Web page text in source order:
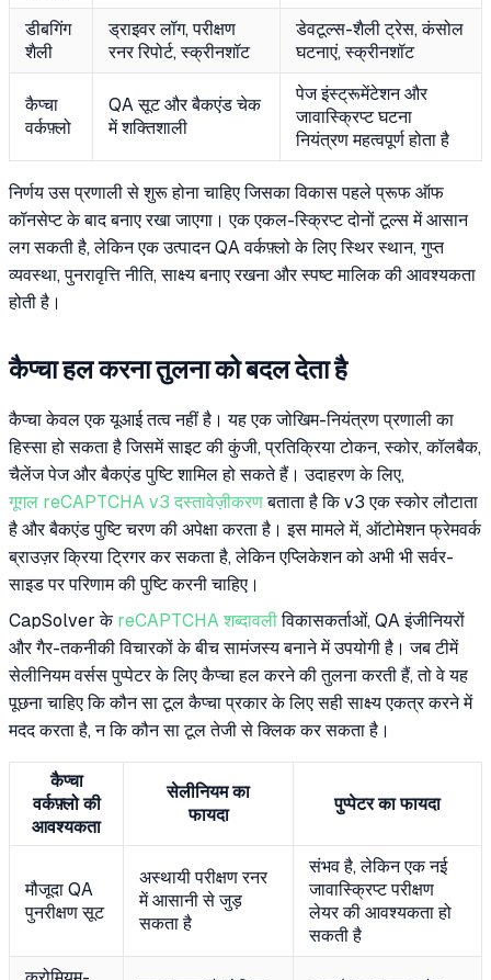
डीबगिंग
शैली
ड्राइवर लॉग, परीक्षण
रनर रिपोर्ट, स्क्रीनशॉट
डेवटूल्स-शैली ट्रेस, कंसोल
घटनाएं, स्क्रीनशॉट
कैप्चा
वर्कफ़्लो
QA सूट और बैकएंड चेक
में शक्तिशाली
पेज इंस्ट्रूमेंटेशन और
जावास्क्रिप्ट घटना
नियंत्रण महत्वपूर्ण होता है
निर्णय उस प्रणाली से शुरू होना चाहिए जिसका विकास पहले प्रूफ ऑफ
कॉनसेप्ट के बाद बनाए रखा जाएगा। एक एकल-स्क्रिप्ट दोनों टूल्स में आसान
लग सकती है, लेकिन एक उत्पादन QA वर्कफ़्लो के लिए स्थिर स्थान, गुप्त
व्यवस्था, पुनरावृत्ति नीति, साक्ष्य बनाए रखना और स्पष्ट मालिक की आवश्यकता
होती है।
कैप्चा हल करना तुलना को बदल देता है
कैप्चा केवल एक यूआई तत्व नहीं है। यह एक जोखिम-नियंत्रण प्रणाली का
हिस्सा हो सकता है जिसमें साइट की कुंजी, प्रतिक्रिया टोकन, स्कोर, कॉलबैक,
चैलेंज पेज और बैकएंड पुष्टि शामिल हो सकते हैं। उदाहरण के लिए,
गूगल reCAPTCHA v3 दस्तावेज़ीकरणबताता है कि v3 एक स्कोर लौटाता
है और बैकएंड पुष्टि चरण की अपेक्षा करता है। इस मामले में, ऑटोमेशन फ्रेमवर्क
ब्राउज़र क्रिया ट्रिगर कर सकता है, लेकिन एप्लिकेशन को अभी भी सर्वर-
साइड पर परिणाम की पुष्टि करनी चाहिए।
CapSolver के reCAPTCHA शब्दावलीविकासकर्ताओं, QA इंजीनियरों
और गैर-तकनीकी विचारकों के बीच सामंजस्य बनाने में उपयोगी है। जब टीमें
सेलीनियम वर्सस पुप्पेटर के लिए कैप्चा हल करने की तुलना करती हैं, तो वे यह
पूछना चाहिए कि कौन सा टूल कैप्चा प्रकार के लिए सही साक्ष्य एकत्र करने में
मदद करता है, न कि कौन सा टूल तेजी से क्लिक कर सकता है।
कैप्चा
वर्कफ़्लो की
आवश्यकता
सेलीनियम का
फायदा
पुप्पेटर का फायदा
मौजूदा QA
पुनरीक्षण सूट
अस्थायी परीक्षण रनर
में आसानी से जुड़
सकता है
संभव है, लेकिन एक नई
जावास्क्रिप्ट परीक्षण
लेयर की आवश्यकता हो
सकती है